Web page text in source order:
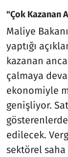
"Çok Kazanan
Maliye
yaptığı
kazanan
çalmaya
ekonomiyle
genişliyor.
edilecek.
sektörel